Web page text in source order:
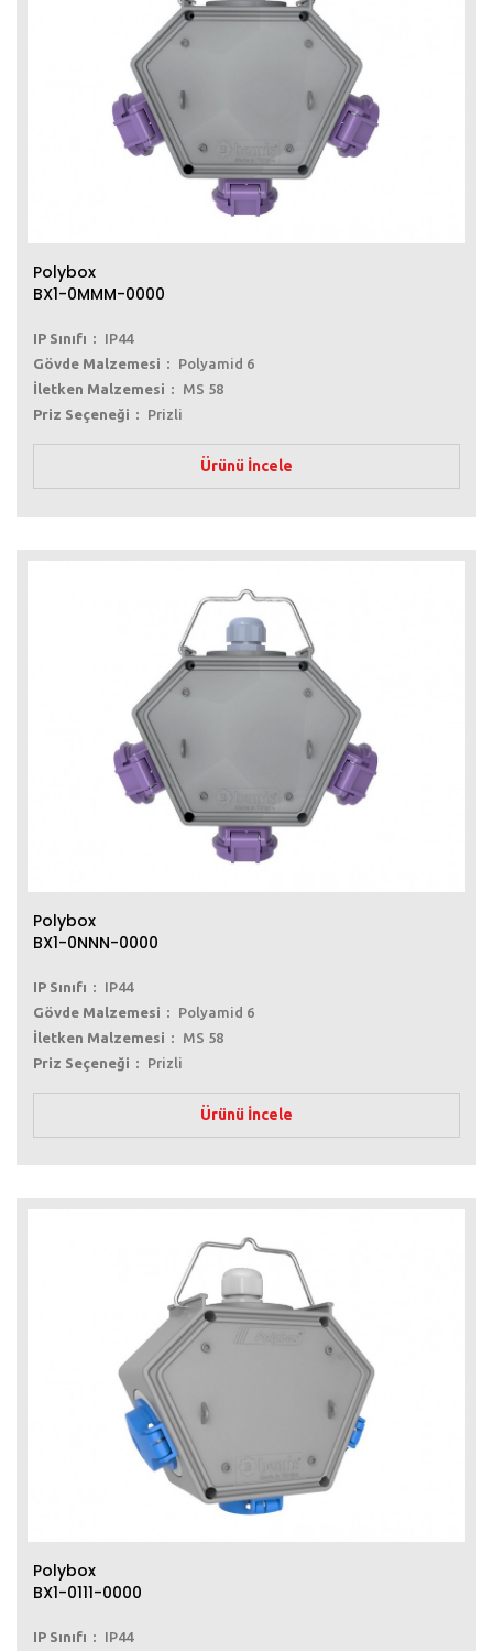
Polybox
BX1-0MMM-0000
IP Sınıfı
IP44
Gövde Malzemesi
Polyamid 6
İletken Malzemesi
MS 58
Priz Seçeneği
Prizli
Ürünü İncele
Polybox
BX1-0NNN-0000
IP Sınıfı
IP44
Gövde Malzemesi
Polyamid 6
İletken Malzemesi
MS 58
Priz Seçeneği
Prizli
Ürünü İncele
Polybox
BX1-0111-0000
IP Sınıfı
IP44